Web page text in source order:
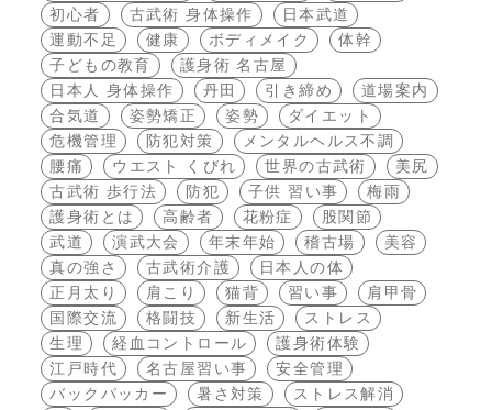
初心者
古武術 身体操作
日本武道
運動不足
健康 ボディメイク
体幹
子どもの教育
護身術 名古屋
日本人 身体操作
丹田 引き締め
道場案内
合気道
姿勢矯正 姿勢
ダイエット
危機管理
防犯対策
メンタルヘルス不調
腰痛
ウエスト くびれ 世界の古武術
美尻
古武術 歩行法
防犯 子供 習い事
梅雨
護身術とは
高齢者 花粉症
股関節
武道
演武大会 年末年始 稽古場
美容
真の強さ
古武術介護
日本人の体
正月太り
肩こり 猫背 習い事
肩甲骨
国際交流
格闘技 新生活
ストレス
生理
経血コントロール
護身術体験
江戸時代
名古屋習い事
安全管理
バックパッカー
暑さ対策
ストレス解消